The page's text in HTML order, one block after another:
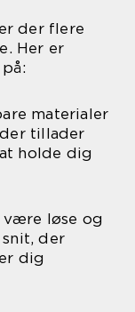
der flere
Her er
materialer
tillader
holde dig
være løse og
der
dig